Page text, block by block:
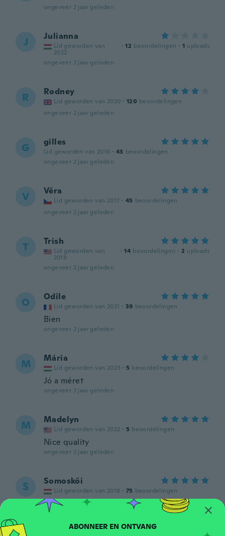
ongeveer 2 jaar geleden
J Julianna
Lid geworden van
2022
· 12 beoordelingen · 1 uploads
ongeveer 2 jaar geleden
R Rodney
Lid geworden van 2020 · 120 beoordelingen
ongeveer 2 jaar geleden
G gilles
Lid geworden van 2016 · 43 beoordelingen
ongeveer 2 jaar geleden
V Věra
Lid geworden van 2017 · 45 beoordelingen
ongeveer 2 jaar geleden
T Trish
Lid geworden van
2018
· 14 beoordelingen · 2 uploads
ongeveer 2 jaar geleden
O Odile
Lid geworden van 2021 · 39 beoordelingen
Bien
ongeveer 2 jaar geleden
M Mária
Lid geworden van 2023 · 5 beoordelingen
Jó a méret
ongeveer 2 jaar geleden
M Madelyn
Lid geworden van 2022 · 5 beoordelingen
Nice quality
ongeveer 2 jaar geleden
S Somoskői
Lid geworden van 2018 · 75 beoordelingen
ongeveer 2 jaar geleden
ABONNEER EN ONTVANG